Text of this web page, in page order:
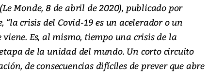
Monde, 8 de abril de 2020), publicado por
“la crisis del Covid-19 es un acelerador o un
Es, al mismo, tiempo una crisis de la
de la unidad del mundo. Un corto circuito
de consecuencias difíciles de prever que abre